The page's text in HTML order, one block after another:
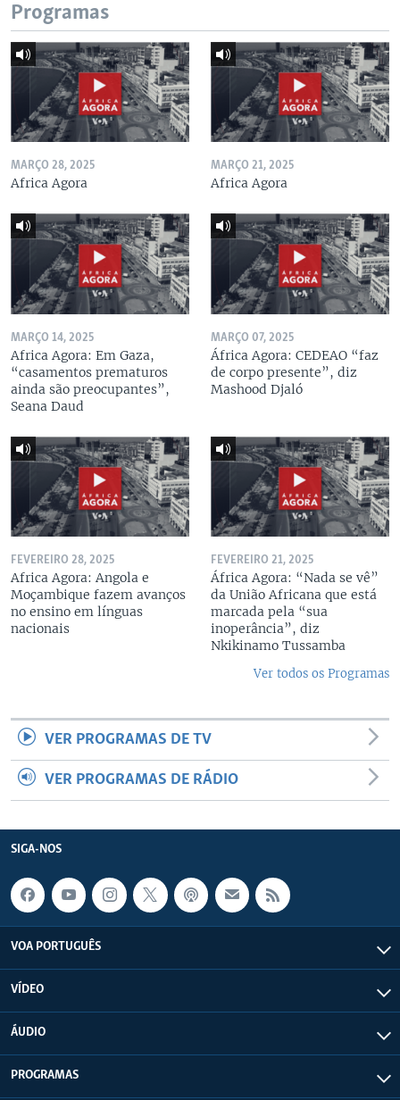
Programas
MARÇO 28, 2025
Africa Agora
MARÇO 21, 2025
Africa Agora
MARÇO 14, 2025
Africa Agora: Em Gaza,
“casamentos prematuros
ainda são preocupantes”,
Seana Daud
MARÇO 07, 2025
África Agora: CEDEAO “faz
de corpo presente”, diz
Mashood Djaló
FEVEREIRO 28, 2025
Africa Agora: Angola e
Moçambique fazem avanços
no ensino em línguas
nacionais
FEVEREIRO 21, 2025
África Agora: “Nada se vê”
da União Africana que está
marcada pela “sua
inoperância”, diz
Nkikinamo Tussamba
Ver todos os Programas
VER PROGRAMAS DE TV
VER PROGRAMAS DE RÁDIO
SIGA-NOS
VOA PORTUGUÊS
VÍDEO
ÁUDIO
PROGRAMAS